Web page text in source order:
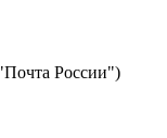
области;
России")